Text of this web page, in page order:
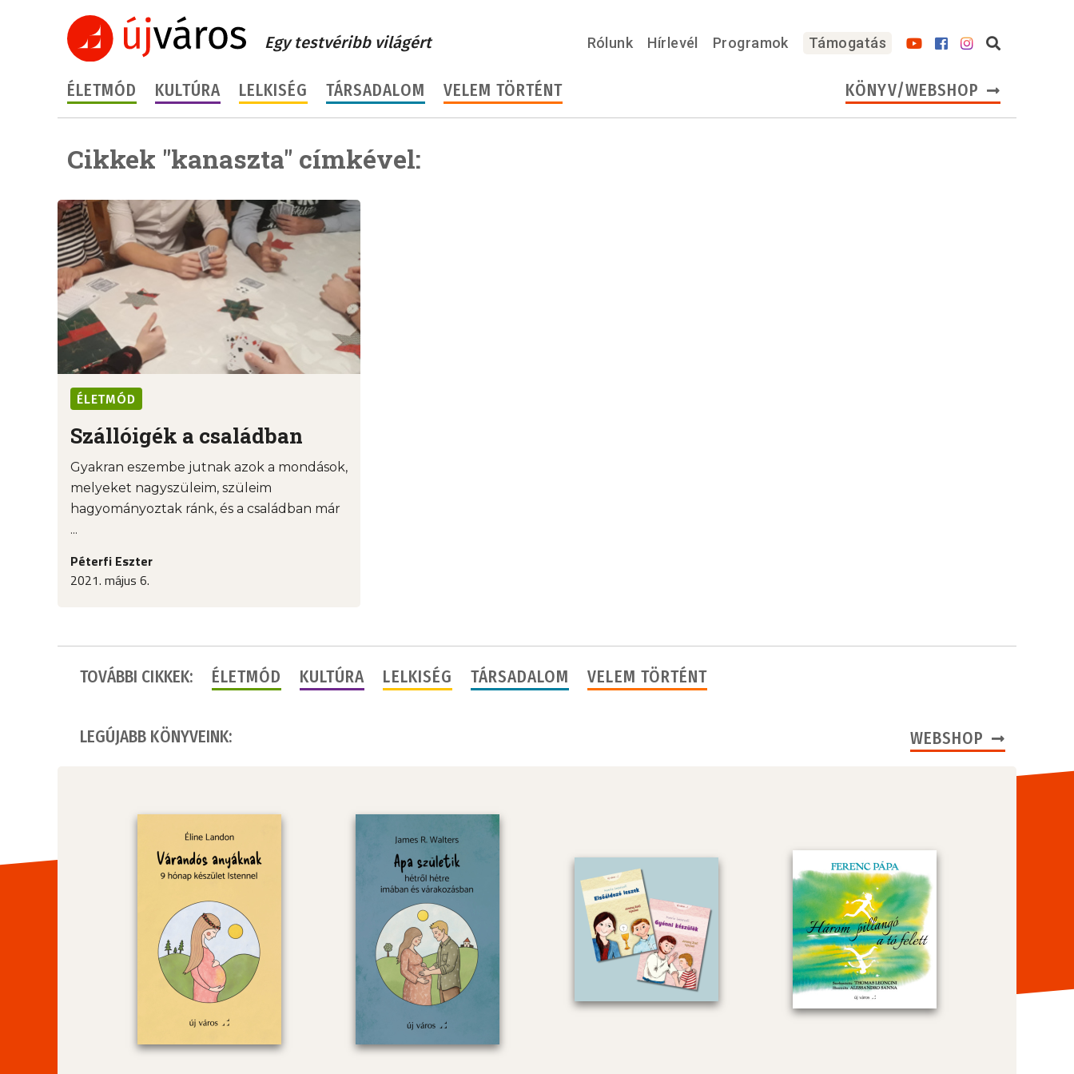
Egy testvéribb világért Rólunk Hírlevél Programok Támogatás
ÉLETMÓD KULTÚRA LELKISÉG TÁRSADALOM VELEM TÖRTÉNT KÖNYV/WEBSHOP
Cikkek "kanaszta" címkével:
ÉLETMÓD
Szállóigék a családban
Gyakran eszembe jutnak azok a mondások,
melyeket nagyszüleim, szüleim
hagyományoztak ránk, és a családban már
...
Péterfi Eszter
2021. május 6.
TOVÁBBI CIKKEK: ÉLETMÓD KULTÚRA LELKISÉG TÁRSADALOM VELEM TÖRTÉNT
LEGÚJABB KÖNYVEINK: WEBSHOP